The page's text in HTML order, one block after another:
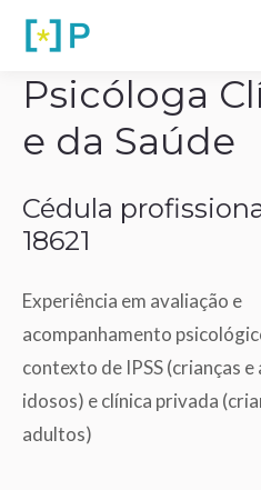
Psicóloga
e da Saúde
Cédula
18621
Experiência em avaliação e
acompanhamento
contexto de IPSS (crianças
idosos) e clínica privada
adultos)